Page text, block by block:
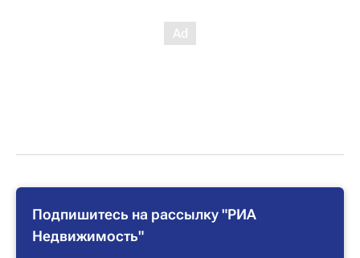
Подпишитесь на рассылку "РИА
Недвижимость"